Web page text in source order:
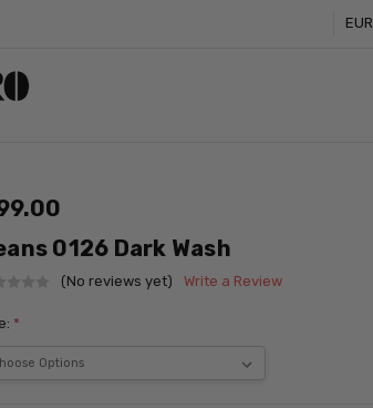
EUR
0126 Dark Wash
(No reviews yet) Write a Review
*